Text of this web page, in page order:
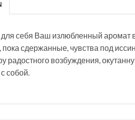
для себя Ваш излюбленный аромат
пока сдержанные, чувства под
радостного возбуждения,
собой.